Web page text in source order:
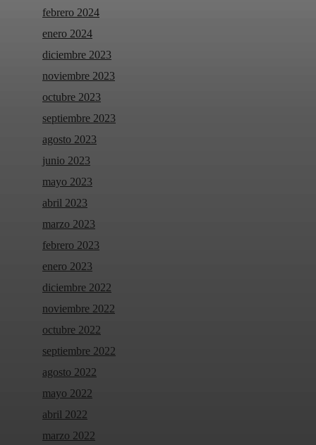
febrero 2024
enero 2024
diciembre 2023
noviembre 2023
octubre 2023
septiembre 2023
agosto 2023
junio 2023
mayo 2023
abril 2023
marzo 2023
febrero 2023
enero 2023
diciembre 2022
noviembre 2022
octubre 2022
septiembre 2022
agosto 2022
mayo 2022
abril 2022
marzo 2022